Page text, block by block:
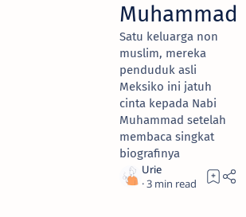
Muhammad
Satu keluarga non
muslim, mereka
penduduk asli
Meksiko ini jatuh
cinta kepada Nabi
Muhammad setelah
membaca singkat
biografinya
3